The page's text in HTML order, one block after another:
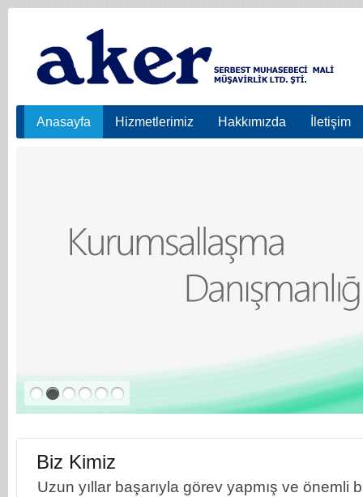
Anasayfa Hizmetlerimiz Hakkımızda İletişim
Biz Kimiz
Uzun yıllar başarıyla görev yapmış ve önemli